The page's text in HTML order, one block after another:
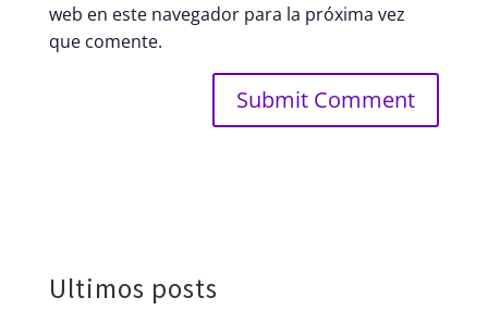
web en este navegador para la próxima vez
que comente.
Ultimos posts